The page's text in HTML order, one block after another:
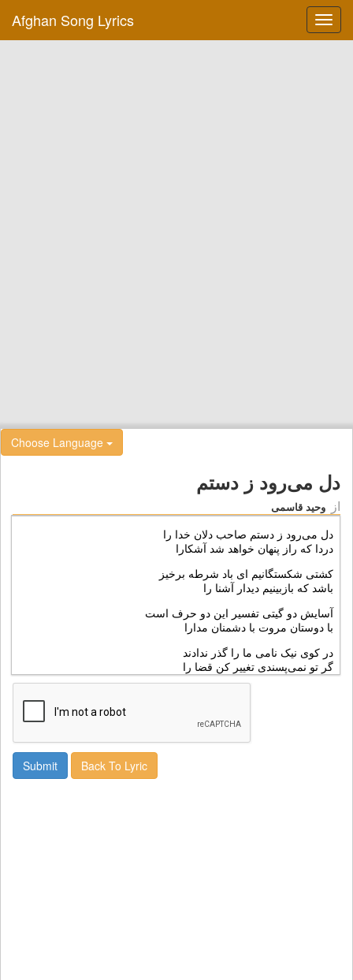
Afghan Song Lyrics
Choose Language
دل می‌رود ز دستم
از وحید قاسمی
Back To Lyric